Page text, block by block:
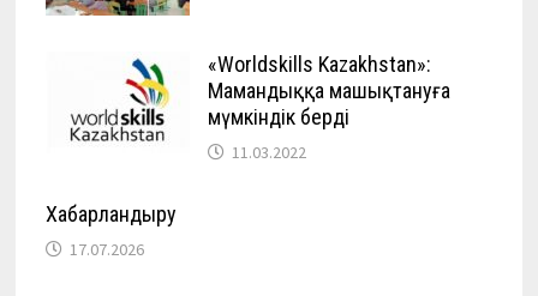
«Worldskills Kazakhstan»:
Мамандыққа машықтануға
мүмкіндік берді
11.03.2022
Хабарландыру
17.07.2026